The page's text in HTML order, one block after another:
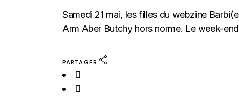
Samedi 21 mai, les filles du webzine
Arm Aber Butchy hors norme. Le week-
PARTAGER